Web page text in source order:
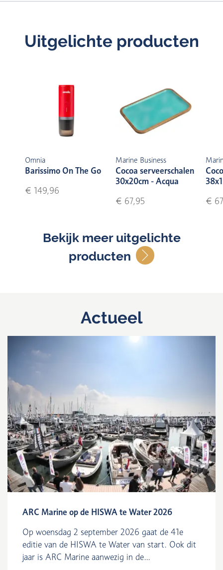
Uitgelichte producten
Omnia
Barissimo On The Go
€ 149,96
Marine Business
Cocoa serveerschalen
30x20cm - Acqua
€ 67,95
€
Bekijk meer uitgelichte
producten
Actueel
ARC Marine op de HISWA te Water 2026
Op woensdag 2 september 2026 gaat de 41e
editie van de HISWA te Water van start. Ook dit
jaar is ARC Marine aanwezig in de...